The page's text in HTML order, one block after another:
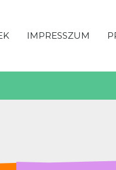
IMPRESSZUM